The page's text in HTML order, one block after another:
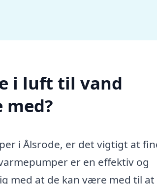
i luft til vand
i Ålsrode, er det vigtigt at
er en effektiv og
med at de kan være med til at